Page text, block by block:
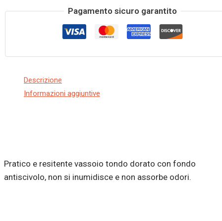
Pagamento sicuro garantito
Descrizione
Informazioni aggiuntive
Pratico e resitente vassoio tondo dorato con fondo
antiscivolo, non si inumidisce e non assorbe odori.